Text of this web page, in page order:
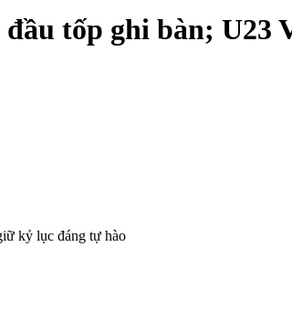
tốp ghi bàn; U23